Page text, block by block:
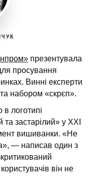
презентувала
просування
Винні експерти
набором «скрєп».
логотипі
застарілий» у XXI
вишиванки. «Не
— написав один з
він не